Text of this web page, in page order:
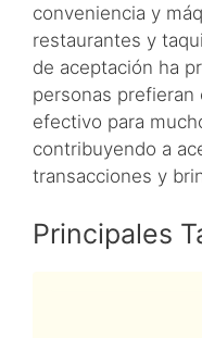
conveniencia y
restaurantes y
de aceptación ha
personas
efectivo para
contribuyendo a
transacciones y
Principales